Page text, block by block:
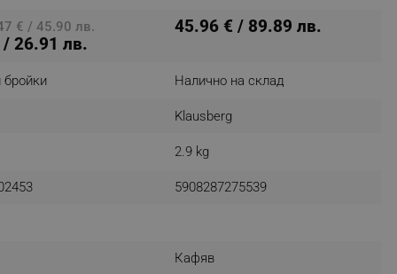
€ / 45.90 лв.
26.91 лв.
45.96 € / 89.89 лв.
Налично на склад
Klausberg
2.9 kg
5908287275539
Кафяв
specific data for
stored to be sent
visitor installed
data including
status and